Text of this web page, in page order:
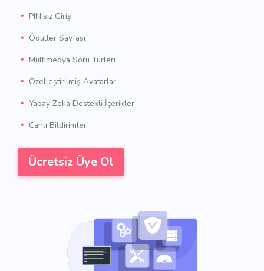
PIN'siz Giriş
Ödüller Sayfası
Multimedya Soru Türleri
Özelleştirilmiş Avatarlar
Yapay Zeka Destekli İçerikler
Canlı Bildirimler
Ücretsiz Üye Ol